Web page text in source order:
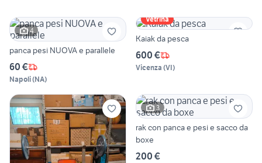
4
panca pesi NUOVA e parallele
60 €
Napoli(NA)
Vetrina
Kaiak da pesca
600 €
Vicenza (VI)
3
rak con panca e pesi e sacco da
boxe
200 €